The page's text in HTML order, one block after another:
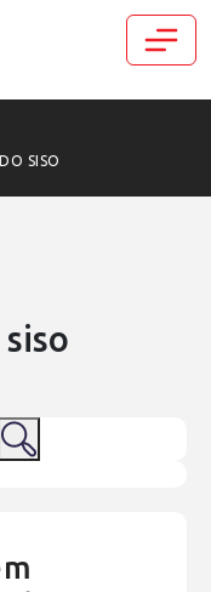
SISO